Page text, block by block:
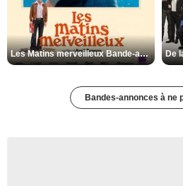
Les Matins merveilleux Bande-annonce VF
Bandes-annonces à ne